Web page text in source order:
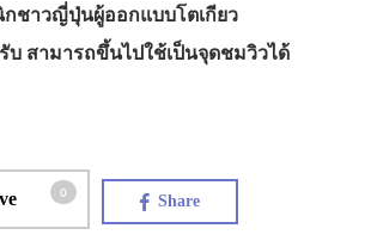
ชาวญี่ปุ่นผู้ออกแบบโตเกียว
บ สามารถขึ้นไปใช้เป็นจุดชมวิวได้
0 Share